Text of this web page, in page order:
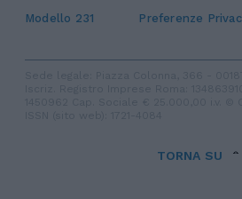
Modello 231
Preferenze
TORNA SU